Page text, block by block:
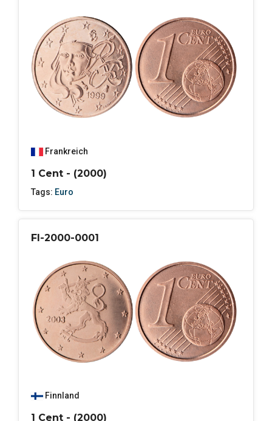
Frankreich
1 Cent - (2000)
Tags: Euro
FI-2000-0001
Finnland
1 Cent - (2000)